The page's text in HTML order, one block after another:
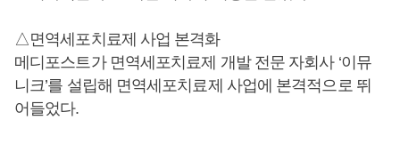
△면역세포치료제 사업 본격화
메디포스트가 면역세포치료제 개발 전문 자회사 ‘이뮤
니크’를 설립해 면역세포치료제 사업에 본격적으로 뛰
어들었다.